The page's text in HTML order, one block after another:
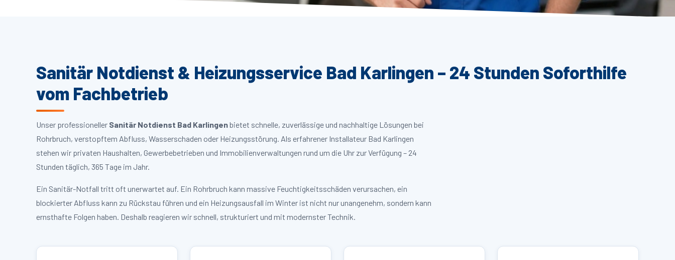
Sanitär Notdienst & Heizungsservice Bad Karlingen – 24 Stunden Soforthilfe
vom Fachbetrieb
Unser professioneller Sanitär Notdienst Bad Karlingenbietet schnelle, zuverlässige und nachhaltige Lösungen bei
Rohrbruch, verstopftem Abfluss, Wasserschaden oder Heizungsstörung. Als erfahrener Installateur Bad Karlingen
stehen wir privaten Haushalten, Gewerbebetrieben und Immobilienverwaltungen rund um die Uhr zur Verfügung – 24
Stunden täglich, 365 Tage im Jahr.
Ein Sanitär-Notfall tritt oft unerwartet auf. Ein Rohrbruch kann massive Feuchtigkeitsschäden verursachen, ein
blockierter Abfluss kann zu Rückstau führen und ein Heizungsausfall im Winter ist nicht nur unangenehm, sondern kann
ernsthafte Folgen haben. Deshalb reagieren wir schnell, strukturiert und mit modernster Technik.